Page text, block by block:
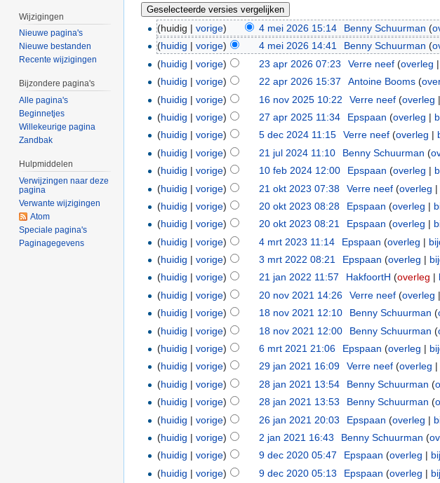
(huidig |vorige) 4 mei 2026 15:14 Benny Schuurman (
(huidig |vorige) 4 mei 2026 14:41 Benny Schuurman (
(huidig |vorige) 23 apr 2026 07:23 Verre neef (overleg |
(huidig |vorige) 22 apr 2026 15:37 Antoine Booms (
(huidig |vorige) 16 nov 2025 10:22 Verre neef (overleg |
(huidig |vorige) 27 apr 2025 11:34 Epspaan (overleg |
(huidig |vorige) 5 dec 2024 11:15 Verre neef (overleg |
(huidig |vorige) 21 jul 2024 11:10 Benny Schuurman (
(huidig |vorige) 10 feb 2024 12:00 Epspaan (overleg |
(huidig |vorige) 21 okt 2023 07:38 Verre neef (overleg |
(huidig |vorige) 20 okt 2023 08:28 Epspaan (overleg |
(huidig |vorige) 20 okt 2023 08:21 Epspaan (overleg |
(huidig |vorige) 4 mrt 2023 11:14 Epspaan (overleg |
(huidig |vorige) 3 mrt 2022 08:21 Epspaan (overleg |
(huidig |vorige) 21 jan 2022 11:57 HakfoortH (overleg |
(huidig |vorige) 20 nov 2021 14:26 Verre neef (overleg |
(huidig |vorige) 18 nov 2021 12:10 Benny Schuurman (
(huidig |vorige) 18 nov 2021 12:00 Benny Schuurman (
(huidig |vorige) 6 mrt 2021 21:06 Epspaan (overleg |
(huidig |vorige) 29 jan 2021 16:09 Verre neef (overleg |
(huidig |vorige) 28 jan 2021 13:54 Benny Schuurman (
(huidig |vorige) 28 jan 2021 13:53 Benny Schuurman (
(huidig |vorige) 26 jan 2021 20:03 Epspaan (overleg |
(huidig |vorige) 2 jan 2021 16:43 Benny Schuurman (
(huidig |vorige) 9 dec 2020 05:47 Epspaan (overleg |
(huidig |vorige) 9 dec 2020 05:13 Epspaan (overleg |
Wijzigingen
Nieuwe pagina's
Nieuwe bestanden
Recente wijzigingen
Bijzondere pagina's
Alle pagina's
Beginnetjes
Willekeurige pagina
Zandbak
Hulpmiddelen
Verwijzingen naar deze
pagina
Verwante wijzigingen
Atom
Speciale pagina's
Paginagegevens